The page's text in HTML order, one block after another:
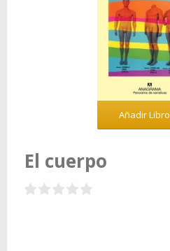
Añadir Libro
El cuerpo